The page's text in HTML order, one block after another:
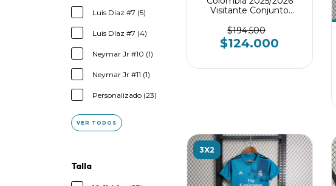
Luis Diaz #7 (5)
Luis Díaz #7 (4)
Neymar Jr #10 (1)
Neymar Jr #11 (1)
Personalizado (23)
VER TODOS
Talla
Visitante Conjunto
$194.500
$124.000
3X2